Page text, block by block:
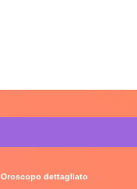
Oroscopo dettagliato